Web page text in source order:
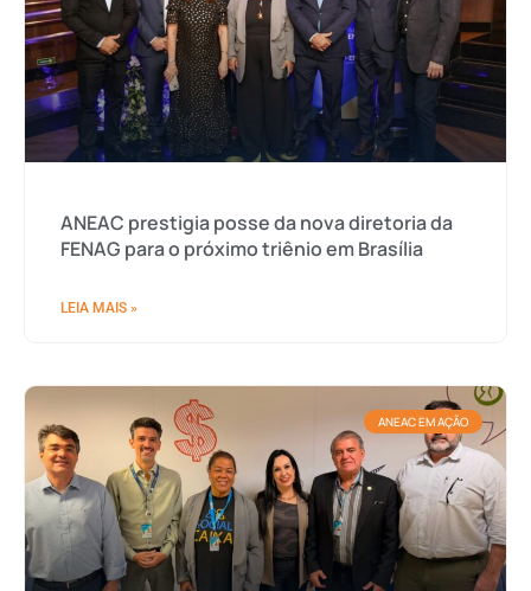
ANEAC prestigia posse da nova diretoria da
FENAG para o próximo triênio em Brasília
LEIA MAIS »
ANEAC EM AÇÃO